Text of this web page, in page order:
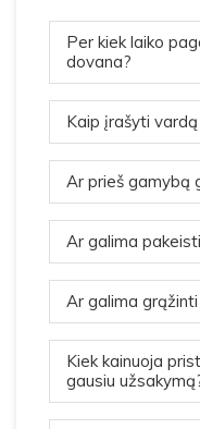
Per kiek laiko
dovana?
Kaip įrašyti
Ar prieš gamybą
Ar galima
Ar galima
Kiek kainuoja
gausiu